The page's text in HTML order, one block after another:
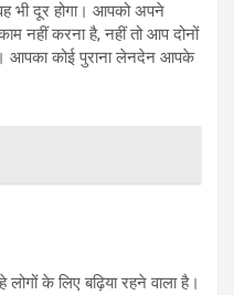
भी दूर होगा। आपको अपने
नहीं करना है, नहीं तो आप दोनों
आपका कोई पुराना लेनदेन आपके
के लिए बढ़िया रहने वाला है।